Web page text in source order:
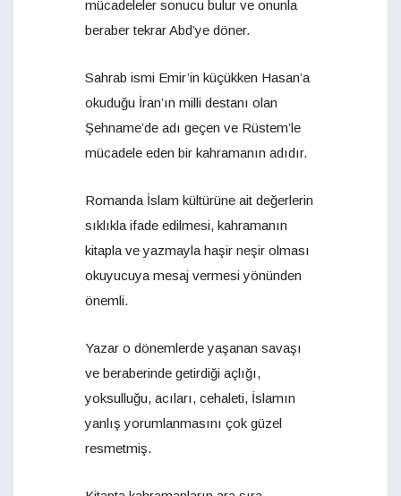
mücadeleler sonucu bulur ve onunla
beraber tekrar Abd’ye döner.
Sahrab ismi Emir’in küçükken Hasan’a
okuduğu İran’ın milli destanı olan
Şehname’de adı geçen ve Rüstem’le
mücadele eden bir kahramanın adıdır.
Romanda İslam kültürüne ait değerlerin
sıklıkla ifade edilmesi, kahramanın
kitapla ve yazmayla haşir neşir olması
okuyucuya mesaj vermesi yönünden
önemli.
Yazar o dönemlerde yaşanan savaşı
ve beraberinde getirdiği açlığı,
yoksulluğu, acıları, cehaleti, İslamın
yanlış yorumlanmasını çok güzel
resmetmiş.